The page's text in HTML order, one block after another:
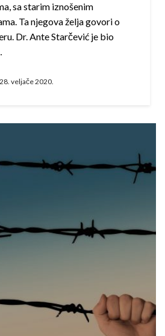
sa starim iznošenim
Ta njegova želja govori o
Dr. Ante Starčević je bio
28. veljače 2020.